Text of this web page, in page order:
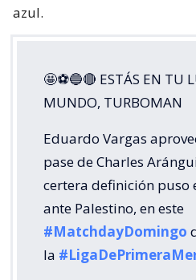
azul.
🤩⚽🔵🔴 ESTÁS EN TU
MUNDO, TURBOMAN
Eduardo Vargas
pase de Charles
certera definición puso
ante Palestino, en este
#MatchdayDomingo
la